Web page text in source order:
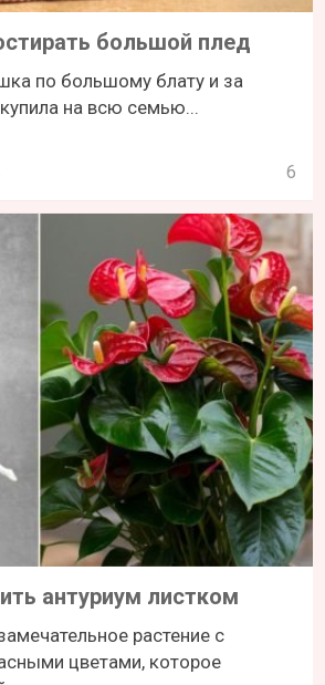
большой плед
по большому блату и за
на всю семью...
6
антуриум листком
растение с
цветами, которое